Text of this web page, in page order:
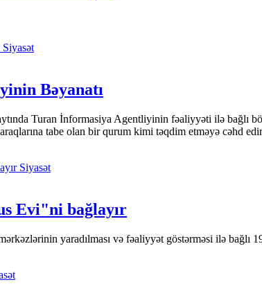
Siyasət
Bəyanatı
Turan İnformasiya Agentliyinin fəaliyyəti ilə
tabe olan bir qurum kimi təqdim etməyə cəhd
Siyasət
Evi"ni bağlayır
yaradılması və fəaliyyət göstərməsi ilə